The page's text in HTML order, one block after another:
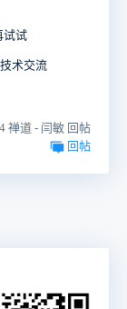
试试
术交流
禅道 - 闫敏 回帖
回帖